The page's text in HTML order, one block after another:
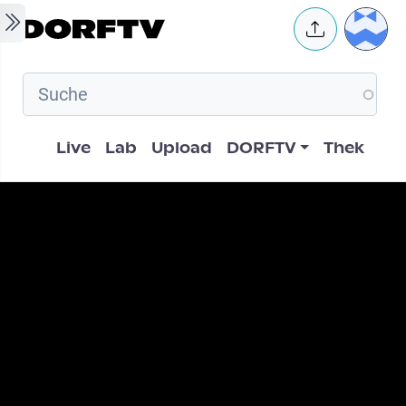
Skip to main content User
Hauptnavigation
Live Lab Upload DORFTV Thek